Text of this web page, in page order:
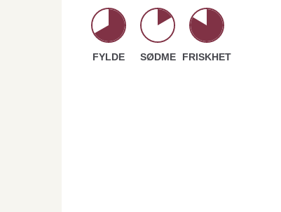
FYLDE SØDME FRISKHET